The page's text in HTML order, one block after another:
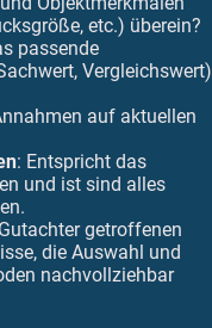
etc.) überein?
passende
Vergleichswert)
auf aktuellen
: Entspricht das
und ist sind alles
getroffenen
die Auswahl und
nachvollziehbar